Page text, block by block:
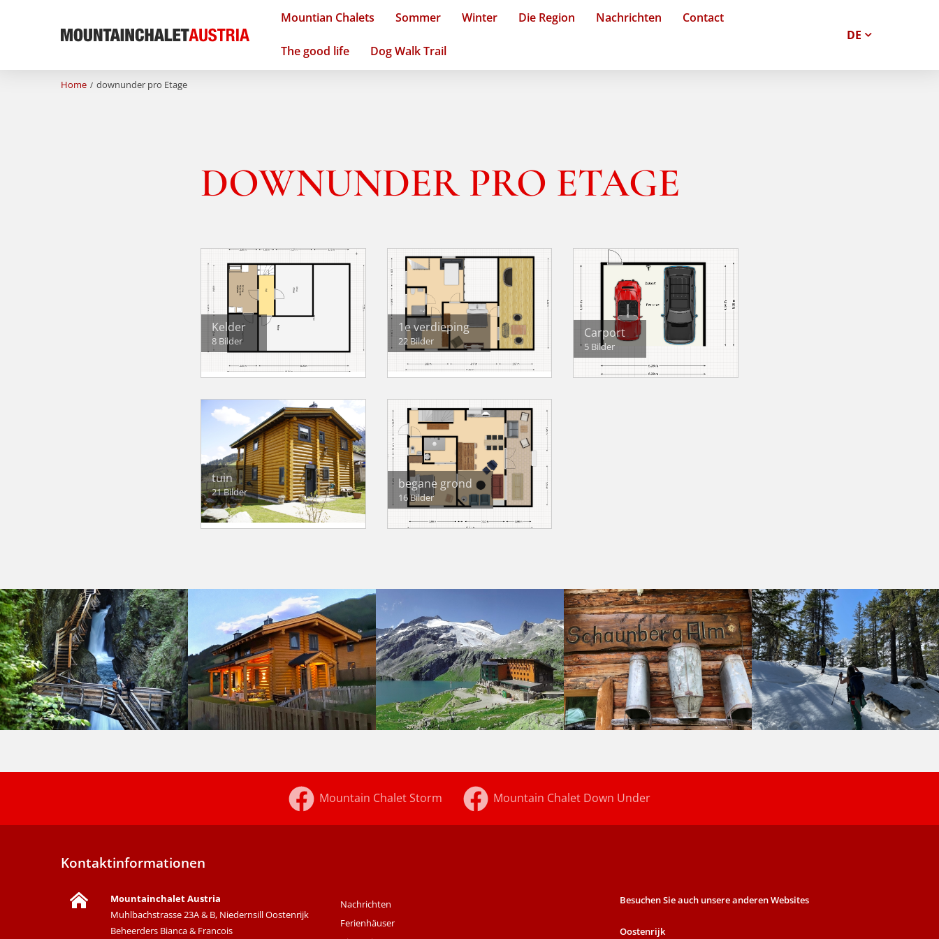
Mountian Chalets Sommer Winter Die Region Nachrichten Contact
The good life Dog Walk Trail
Home downunder pro Etage
DOWNUNDER PRO ETAGE
Kelder
8 Bilder
1e verdieping
22 Bilder
Carport
5 Bilder
tuin
21 Bilder
begane grond
16 Bilder
Mountain Chalet Storm Mountain Chalet Down Under
Kontaktinformationen
Mountainchalet Austria
Muhlbachstrasse 23A & B, Niedernsill Oostenrijk
Beheerders Bianca & Francois
Nachrichten
Ferienhäuser
Besuchen Sie auch unsere anderen Websites
Oostenrijk